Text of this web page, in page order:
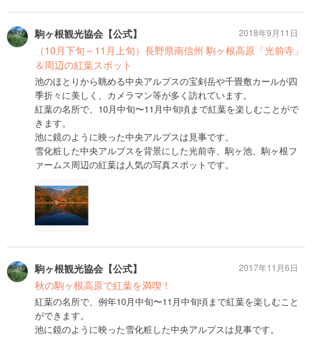
駒ヶ根観光協会【公式】
（10月下旬～11月上旬）長野県南信州 駒ヶ根高原「光前寺」
＆周辺の紅葉スポット
池のほとりから眺める中央アルプスの宝剣岳や千畳敷カールが四
季折々に美しく、カメラマン等が多く訪れています。
紅葉の名所で、10月中旬〜11月中旬頃まで紅葉を楽しむことがで
きます。
池に鏡のように映った中央アルプスは見事です。
雪化粧した中央アルプスを背景にした光前寺、駒ヶ池、駒ヶ根フ
ァームス周辺の紅葉は人気の写真スポットです。
2018年9月11日
駒ヶ根観光協会【公式】
秋の駒ヶ根高原で紅葉を満喫！
紅葉の名所で、例年10月中旬〜11月中旬頃まで紅葉を楽しむこと
ができます。
池に鏡のように映った雪化粧した中央アルプスは見事です。
2017年11月6日